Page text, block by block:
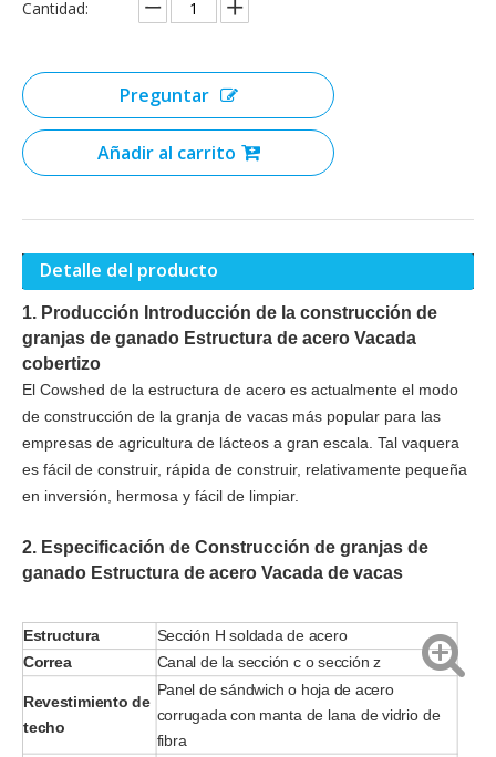
Cantidad:
Preguntar
Añadir al carrito
Detalle del producto
1. Producción Introducción de la construcción de
granjas de ganado Estructura de acero Vacada
cobertizo
El Cowshed de la estructura de acero es actualmente el modo
de construcción de la granja de vacas más popular para las
empresas de agricultura de lácteos a gran escala. Tal vaquera
es fácil de construir, rápida de construir, relativamente pequeña
en inversión, hermosa y fácil de limpiar.
2. Especificación de Construcción de granjas de
ganado Estructura de acero Vacada de vacas
Estructura
Sección H soldada de acero
Correa
Canal de la sección c o sección z
Revestimiento de
techo
Panel de sándwich o hoja de acero
corrugada con manta de lana de vidrio de
fibra